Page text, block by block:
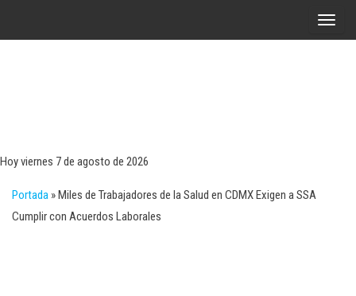
A
Hoy viernes 7 de agosto de 2026
Portada »Miles de Trabajadores de la Salud en CDMX Exigen a SSA
Cumplir con Acuerdos Laborales